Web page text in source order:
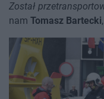
Został
nam Tomasz Bartecki